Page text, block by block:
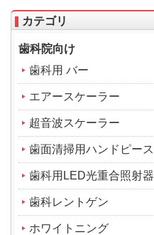
カテゴリ
歯科院向け
歯科用 バー
エアースケーラー
超音波スケーラー
歯面清掃用ハンドピース
歯科用LED光重合照射器
歯科レントゲン
ホワイトニング